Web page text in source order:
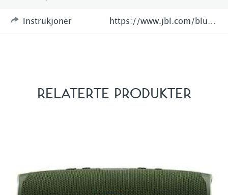
Instrukjoner
RELATERTE PRODUKTER